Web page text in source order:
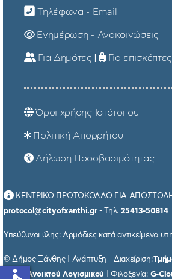
Τηλέφωνα - Email
Ενημέρωση - Ανακοινώσεις
Για Δημότες | Για επισκέπτες
Όροι χρήσης Ιστότοπου
Πολιτική Απορρήτου
Δήλωση Προσβασιμότητας
ΚΕΝΤΡΙΚΟ ΠΡΩΤΟΚΟΛΛΟ ΓΙΑ
protocol@cityofxanthi.gr- Τηλ. 25413-50814
Υπεύθυνοι ύλης: Αρμόδιες κατά αντικείμενο
© Δήμος Ξάνθης | Ανάπτυξη - Διαχείριση:
χρήση
Ανοικτού Λογισμικού | Φιλοξενία: G-